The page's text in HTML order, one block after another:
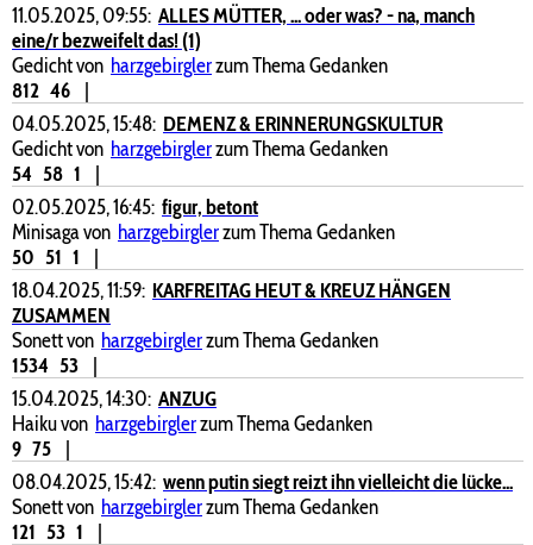
11.05.2025, 09:55: ALLES MÜTTER, ... oder was? - na, manch
eine/r bezweifelt das! (1)
Gedicht von harzgebirglerzum Thema Gedanken
812 46
|
04.05.2025, 15:48: DEMENZ & ERINNERUNGSKULTUR
Gedicht von harzgebirglerzum Thema Gedanken
54 58 1
|
02.05.2025, 16:45: figur, betont
Minisaga von harzgebirglerzum Thema Gedanken
50 51 1
|
18.04.2025, 11:59: KARFREITAG HEUT & KREUZ HÄNGEN
ZUSAMMEN
Sonett von harzgebirglerzum Thema Gedanken
1534 53
|
15.04.2025, 14:30: ANZUG
Haiku von harzgebirglerzum Thema Gedanken
9 75
|
08.04.2025, 15:42: wenn putin siegt reizt ihn vielleicht die lücke...
Sonett von harzgebirglerzum Thema Gedanken
121 53 1
|